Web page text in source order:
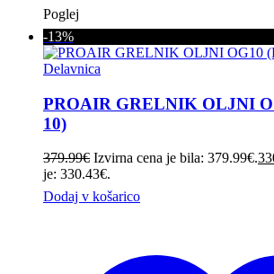
Poglej
-13%
Delavnica
PROAIR GRELNIK OLJNI
10)
379.99€ Izvirna cena je bila: 379.99€.
je: 330.43€.
Dodaj v košarico